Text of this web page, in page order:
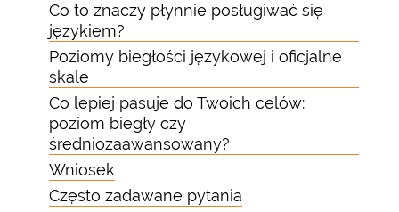
Co to znaczy płynnie posługiwać się
językiem?
Poziomy biegłości językowej i oficjalne
skale
Co lepiej pasuje do Twoich celów:
poziom biegły czy
średniozaawansowany?
Wniosek
Często zadawane pytania